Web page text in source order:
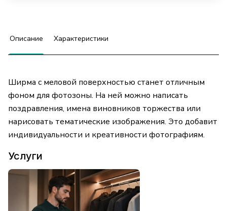
Описание Характеристики
Ширма с меловой поверхностью станет отличным
фоном для фотозоны. На ней можно написать
поздравления, имена виновников торжества или
нарисовать тематические изображения. Это добавит
индивидуальности и креативности фотографиям.
Услуги